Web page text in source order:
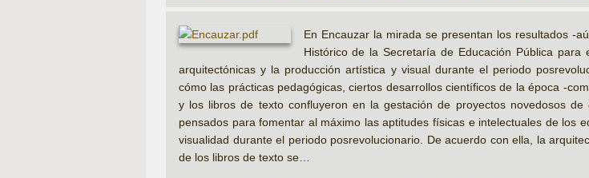
En Encauzar la mirada se presentan los resultados -
Histórico de la Secretaría de Educación Pública
arqui­tectónicas y la producción artística y visual durante el periodo
cómo las prácticas pe­dagógicas, ciertos desarrollos científicos de la época -
y los libros de texto confluyeron en la gestación de proyectos novedosos
pensados para fomentar al máximo las aptitudes físicas e intelectuales de los
visualidad durante el periodo posrevolucionario. De acuerdo con ella, la
de los libros de texto se…